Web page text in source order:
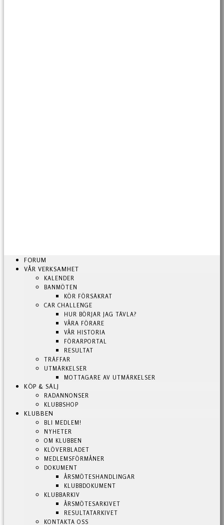
FORUM
VÅR VERKSAMHET
KALENDER
BANMÖTEN
KÖR FÖRSÄKRAT
CAR CHALLENGE
HUR BÖRJAR JAG TÄVLA?
VÅRA FÖRARE
VÅR HISTORIA
FÖRARPORTAL
RESULTAT
TRÄFFAR
UTMÄRKELSER
MOTTAGARE AV UTMÄRKELSER
KÖP & SÄLJ
RADANNONSER
KLUBBSHOP
KLUBBEN
BLI MEDLEM!
NYHETER
OM KLUBBEN
KLÖVERBLADET
MEDLEMSFÖRMÅNER
DOKUMENT
ÅRSMÖTESHANDLINGAR
KLUBBDOKUMENT
KLUBBARKIV
ÅRSMÖTESARKIVET
RESULTATARKIVET
KONTAKTA OSS